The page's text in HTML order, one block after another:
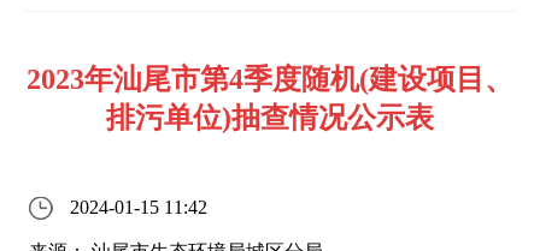
2023年汕尾市第4季度随机(建设项目、
排污单位)抽查情况公示表
2024-01-15 11:42